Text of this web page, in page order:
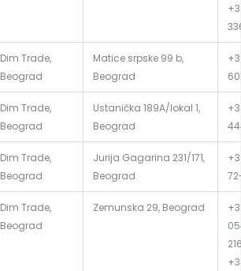
Dim Trade,
Beograd
Matice srpske 99 b,
Beograd
Dim Trade,
Beograd
Ustanička 189A/lokal 1,
Beograd
Dim Trade,
Beograd
Jurija Gagarina 231/171,
Beograd
Dim Trade,
Beograd
Zemunska 29, Beograd